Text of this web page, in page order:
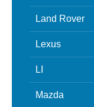
Land Rover
Lexus
LI
Mazda